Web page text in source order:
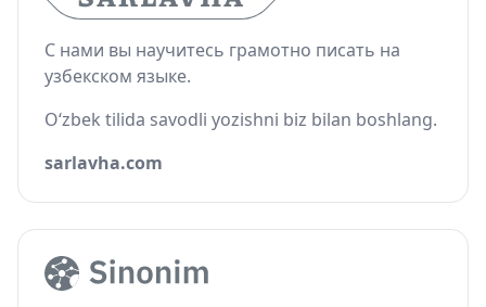
С нами вы научитесь грамотно писать на
узбекском языке.
O‘zbek tilida savodli yozishni biz bilan boshlang.
sarlavha.com